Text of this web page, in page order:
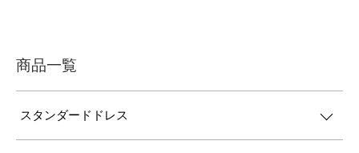
商品一覧
スタンダードドレス